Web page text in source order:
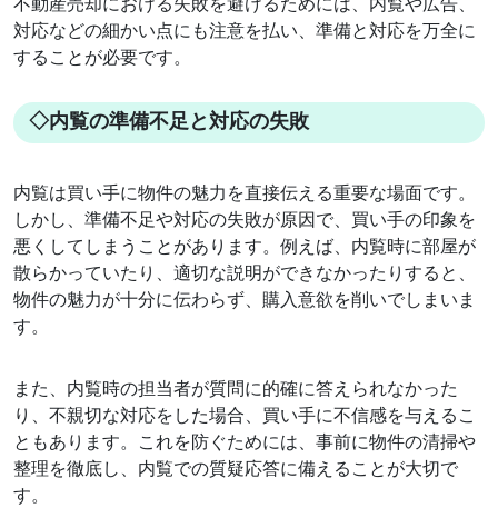
対応などの細かい点にも注意を払い、準備と対応を万全に
することが必要です。
◇内覧の準備不足と対応の失敗
内覧は買い手に物件の魅力を直接伝える重要な場面です。
しかし、準備不足や対応の失敗が原因で、買い手の印象を
悪くしてしまうことがあります。例えば、内覧時に部屋が
散らかっていたり、適切な説明ができなかったりすると、
物件の魅力が十分に伝わらず、購入意欲を削いでしまいま
す。
また、内覧時の担当者が質問に的確に答えられなかった
り、不親切な対応をした場合、買い手に不信感を与えるこ
ともあります。これを防ぐためには、事前に物件の清掃や
整理を徹底し、内覧での質疑応答に備えることが大切で
す。